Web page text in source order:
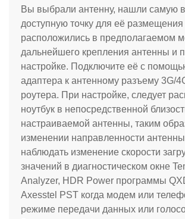
Вы выбрали антенну, нашли самую
доступную точку для её размещения
расположились в предполагаемом
дальнейшего крепления антенны и
настройке. Подключите её с
адаптера к антенному разъему 3G/
роутера. При настройке, следует
ноутбук в непосредственной
настраиваемой антенны, таким
изменении направленности
наблюдать изменение скорости
значений в диагностическом окне
Analyzer, HDR Power программы
Axesstel PST когда модем или
режиме передачи данных или